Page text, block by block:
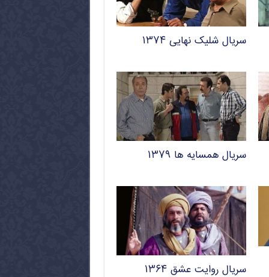
سریال شلیک نهایی ۱۳۷۴
سریال همسایه ها ۱۳۷۹
سریال روایت عشق ۱۳۶۴